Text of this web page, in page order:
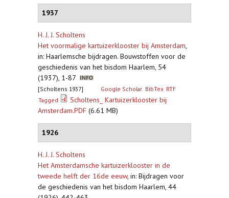
1937
H. J. J. Scholtens
Het voormalige kartuizerklooster bij Amsterdam,
in: Haarlemsche bijdragen. Bouwstoffen voor de
geschiedenis van het bisdom Haarlem, 54
(1937), 1-87
[Scholtens 1937] Google Scholar BibTex RTF
Tagged
Scholtens_ Kartuizerklooster bij
Amsterdam.PDF (6.61 MB)
1926
H. J. J. Scholtens
Het Amsterdamsche kartuizerklooster in de
tweede helft der 16de eeuw, in: Bijdragen voor
de geschiedenis van het bisdom Haarlem, 44